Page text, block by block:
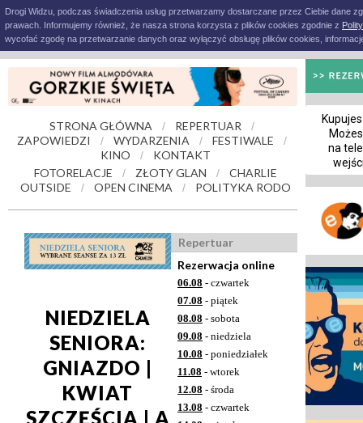
Drogi Widzu, podczas świadczenia usług przetwarzamy dostarczane przez Ciebie dane
prawach. Informujemy również, że nasza strona korzysta z plików cookies zgodnie z
wycofać zgodę na przetwarzanie danych oraz wyłączyć obsługę plików cookies,
STRONA GŁÓWNA / REPERTUAR /
ZAPOWIEDZI / WYDARZENIA / FESTIWALE /
KINO /
KONTAKT
FOTORELACJE
/ ZŁOTY GLAN /
CHARLIE
OUTSIDE
/ OPEN CINEMA / POLITYKA RODO
NIEDZIELA
SENIORA:
GNIAZDO |
KWIAT
SZCZĘŚCIA | A
Repertuar
Rezerwacja online
06.08 - czwartek
07.08 - piątek
08.08 - sobota
09.08 - niedziela
10.08 - poniedziałek
11.08 - wtorek
12.08 - środa
13.08 - czwartek
na